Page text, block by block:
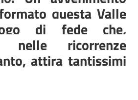
questa Valle
di fede che,
nelle ricorrenze
attira tantissimi